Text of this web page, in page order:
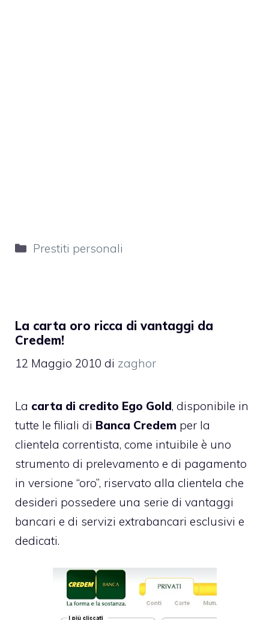
Categorie
Prestiti personali
La carta oro ricca di vantaggi da
Credem!
12 Maggio 2010 di zaghor
La carta di credito Ego Gold, disponibile in
tutte le filiali di Banca Credem per la
clientela correntista, come intuibile è uno
strumento di prelevamento e di pagamento
in versione “oro”, riservato alla clientela che
desideri possedere una serie di vantaggi
bancari e di servizi extrabancari esclusivi e
dedicati.